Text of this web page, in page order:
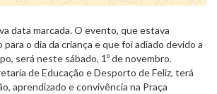
data marcada. O evento, que estava
o dia da criança e que foi adiado devido a
será neste sábado, 1º de novembro.
de Educação e Desporto de Feliz, terá
aprendizado e convivência na Praça